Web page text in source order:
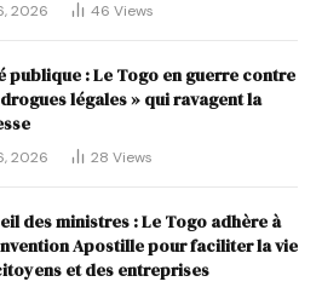
2026 46 Views
publique : Le Togo en guerre contre
légales » qui ravagent la
2026 28 Views
des ministres : Le Togo adhère à
Apostille pour faciliter la vie
et des entreprises